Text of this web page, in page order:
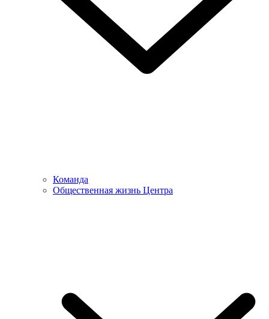
Команда
Общественная жизнь Центра